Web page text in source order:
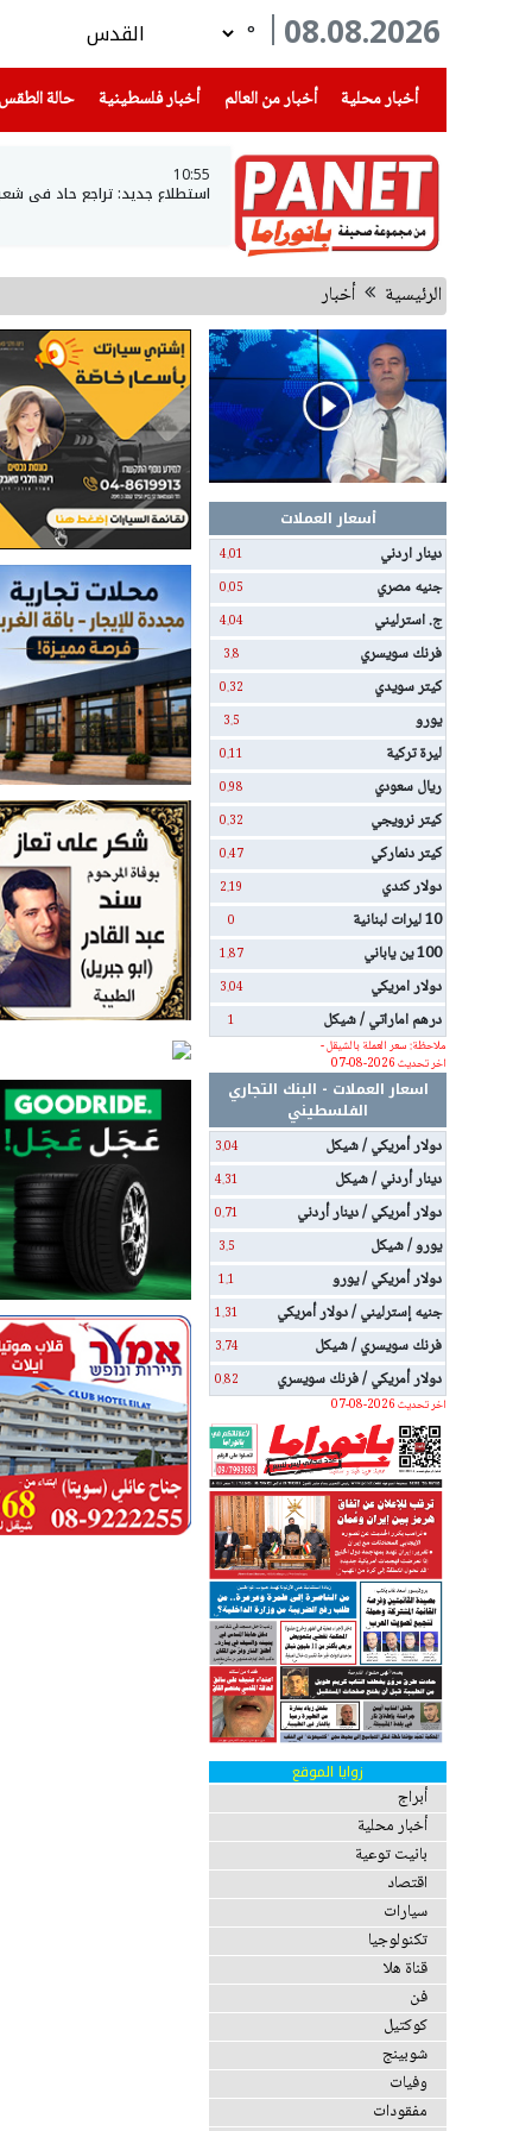
08.08.2026
°
أخبار محلية
(current) أخبار من العالم أخبار فلسطينية(current) حالة الطقس
10:55
استطلاع جديد: تراجع حاد في شعبية
الرئيسية أخبار
أسعار العملات
دينار اردني
4.01
جنيه مصري 0.05
ج. استرليني 4.04
فرنك سويسري 3.8
كيتر سويدي 0.32
يورو 3.5
ليرة تركية 0.11
ريال سعودي 0.98
كيتر نرويجي 0.32
كيتر دنماركي 0.47
دولار كندي 2.19
10 ليرات لبنانية 0
100 ين ياباني 1.87
دولار امريكي 3.04
درهم اماراتي / شيكل
1
ملاحظة: سعر العملة بالشيقل -
اخر تحديث 2026-08-07
اسعار العملات - البنك التجاري
الفلسطيني
دولار أمريكي / شيكل
3.04
دينار أردني / شيكل 4.31
دولار أمريكي / دينار أردني 0.71
يورو / شيكل 3.5
دولار أمريكي / يورو 1.1
جنيه إسترليني / دولار أمريكي 1.31
فرنك سويسري / شيكل 3.74
دولار أمريكي / فرنك سويسري
0.82
اخر تحديث 2026-08-07
زوايا الموقع
أبراج
أخبار محلية
بانيت توعية
اقتصاد
سيارات
تكنولوجيا
قناة هلا
فن
كوكتيل
شوبينج
وفيات
مفقودات